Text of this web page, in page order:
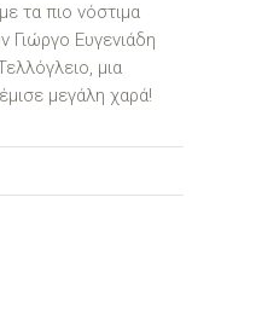
τα πιο νόστιμα
Γιώργο Ευγενιάδη
μια
μεγάλη χαρά!